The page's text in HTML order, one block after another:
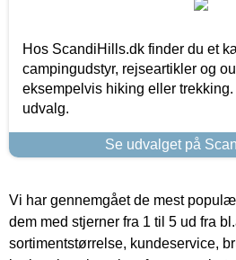
Hos ScandiHills.dk finder du et
campingudstyr, rejseartikler og
eksempelvis hiking eller
udvalg.
Se udvalget på
Vi har gennemgået de mest
dem med stjerner fra 1 til 5 ud fra
sortimentstørrelse, kundeservice,